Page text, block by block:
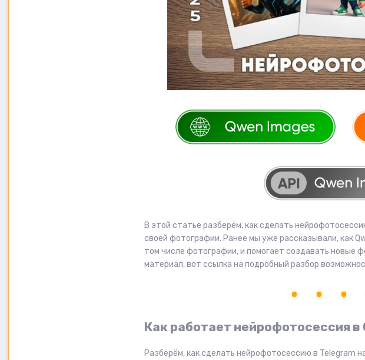
В этой статье разберём, как сделать
своей фотографии. Ранее мы уже рассказывали, как
том числе фотографии, и помогает создавать новые
материал, вот ссылка на подробный разбор
Как работает нейрофотосессия в
Разберём, как сделать нейрофотосессию в Telegram